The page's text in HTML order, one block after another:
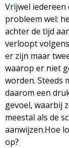
Vrijwel
probleem wel:
achter de tijd
verloopt
er zijn maar
waarop er niet
worden. Steeds
daarom een
gevoel, waarbij
meestal als de
aanwijzen.Hoe
op?